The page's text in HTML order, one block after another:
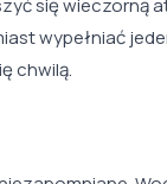
się wieczorną
wypełniać
chwilą.